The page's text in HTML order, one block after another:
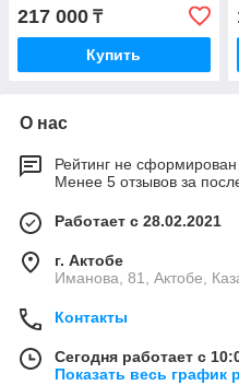
217 000 ₸
Купить
О нас
Рейтинг не сформирован
Менее 5 отзывов за
Работает с 28.02.2021
г. Актобе
Иманова, 81, Актобе,
Контакты
Сегодня работает с
Показать весь график